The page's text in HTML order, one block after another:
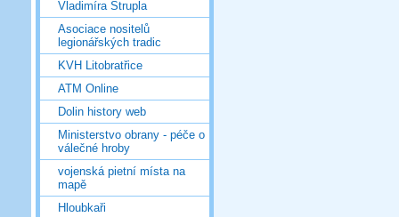
Vladimíra Štrupla
Asociace nositelů
legionářských tradic
KVH Litobratřice
ATM Online
Dolin history web
Ministerstvo obrany - péče o
válečné hroby
vojenská pietní místa na
mapě
Hloubkaři